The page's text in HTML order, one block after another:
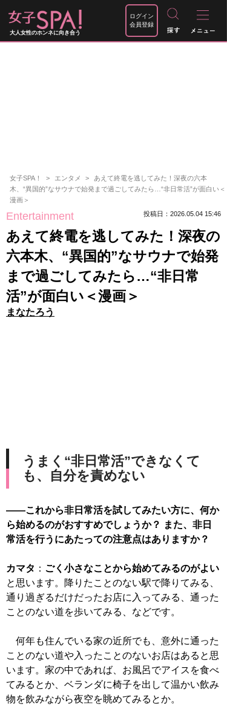
大人女性のホンネに向き合う
ログイン
会員登録
女子SPA！ エンタメ
あえて終電を逃してみた！深夜の六本
木、“異国的”なサウナで始発まで過ごしてみたら…“非日常活”が面白い＜
漫画＞
Entertainment 投稿日：2026.05.04 15:46
あえて終電を逃してみた！深夜の
六本木、“異国的”なサウナで始発
まで過ごしてみたら…“非日常
活”が面白い＜漫画＞
まなたろう
うまく“非日常活”できなくて
も、自分を責めない
――これから非日常活を試してみたい方に、何か
ら始めるのがおすすめでしょうか？ また、非日
常活を行うにあたっての注意点はありますか？
カマタ ： ごく小さなことから始めてみるのがよい
と思います。降りたことのない駅で降りてみる、
通り過ぎるだけだったお店に入ってみる、通った
ことのない道を歩いてみる、などです。
何年も住んでいる家の近所でも、意外に通った
ことのない道や入ったことのないお店はあると思
います。家の中であれば、お風呂でアイスを食べ
てみるとか、ベランダに椅子を出して温かい飲み
物を飲みながら夜空を眺めてみるとか。